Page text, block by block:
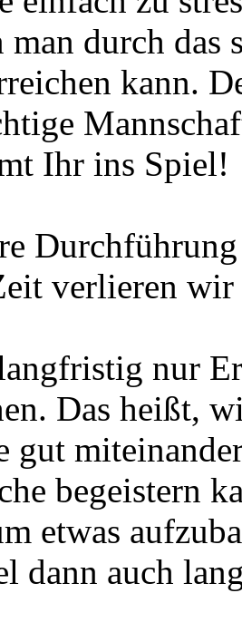
durch das
kann.
Ihr ins Spiel!
verlieren wir
nur
Das heißt,
gut
begeistern
etwas
dann auch